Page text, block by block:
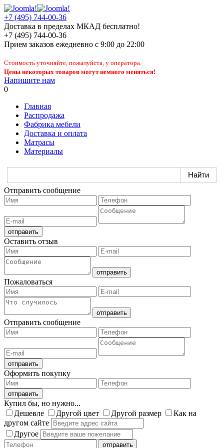
+7 (495) 744-00-36
Доставка в пределах МКАД бесплатно!
+7 (495) 744-00-36
Прием заказов ежедневно с 9:00 до 22:00
Стоимость уточняйте, пожалуйста, у оператора.
Цены некоторых товаров могут немного меняться!
Напишите нам
0
Главная
Распродажа
Фабрика мебели
Доставка и оплата
Матрасы
Материалы
Отправить сообщение
Оставить отзыв
Пожаловаться
Отправить сообщение
Оформить покупку
Купил бы, но нужно...
Дешевле
Другой цвет Другой размер
Как на
другом сайте
Другое